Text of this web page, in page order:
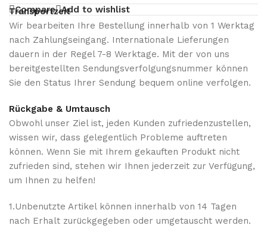
Compare Add to wishlist
Transportzeit
Wir bearbeiten Ihre Bestellung innerhalb von 1 Werktag
nach Zahlungseingang. Internationale Lieferungen
dauern in der Regel 7-8 Werktage. Mit der von uns
bereitgestellten Sendungsverfolgungsnummer können
Sie den Status Ihrer Sendung bequem online verfolgen.
Rückgabe & Umtausch
Obwohl unser Ziel ist, jeden Kunden zufriedenzustellen,
wissen wir, dass gelegentlich Probleme auftreten
können. Wenn Sie mit Ihrem gekauften Produkt nicht
zufrieden sind, stehen wir Ihnen jederzeit zur Verfügung,
um Ihnen zu helfen!
1.Unbenutzte Artikel können innerhalb von 14 Tagen
nach Erhalt zurückgegeben oder umgetauscht werden.